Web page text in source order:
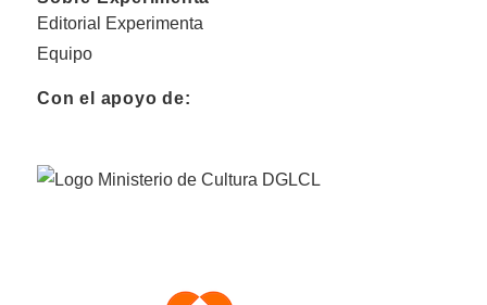
Editorial Experimenta
Equipo
Con el apoyo de: